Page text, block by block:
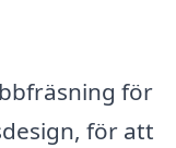
för
för att